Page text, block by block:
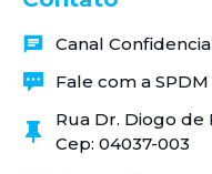
Canal
Fale com a SPDM
Rua Dr. Diogo de
Cep: 04037-003